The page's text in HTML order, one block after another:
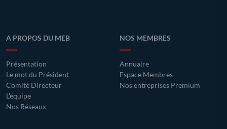
A PROPOS DU MEB
Présentation
Le mot du Président
Comité Directeur
L'équipe
Nos Réseaux
NOS MEMBRES
Annuaire
Espace Membres
Nos entreprises Premium